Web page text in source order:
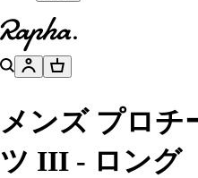
ホームページへ
検索アカウントバスケット
メンズ プロチ
ツ III - ロング